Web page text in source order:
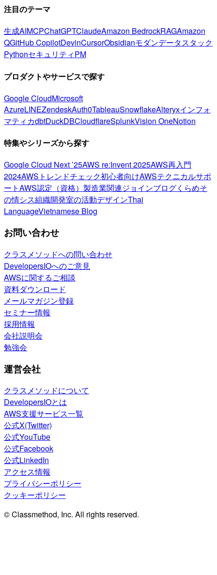
注目のテーマ
生成AIMCPChatGPTClaudeAmazon BedrockRAGAmazon
QGitHub CopilotDevinCursorObsidianモダンデータスタック
PythonセキュリティPM
プロダクトやサービスで探す
Google CloudMicrosoft
AzureLINEZendeskAuth0TableauSnowflakeAlteryxインフォ
マティカdbtDuckDBCloudflareSplunkVision OneNotion
特集やシリーズから探す
Google Cloud Next ’25AWS re:Invent 2025AWS再入門
2024AWSトレンドチェック初心者向けAWSテクニカルサポ
ートAWS認定（資格） 製造業関連ジョインブログくらめそ
の情シス組織開発室の活動デザインThai
LanguageVietnamese Blog
お問い合わせ
クラスメソッドへの問い合わせ
DevelopersIOへのご意見
AWSに関するご相談
資料ダウンロード
メールマガジン登録
セミナー情報
採用情報
会社説明会
勉強会
運営会社
クラスメソッドについて
DevelopersIOとは
AWS支援サービス一覧
公式X(Twitter)
公式YouTube
公式Facebook
公式LinkedIn
アクセス情報
プライバシーポリシー
クッキーポリシー
© Classmethod, Inc. All rights reserved.